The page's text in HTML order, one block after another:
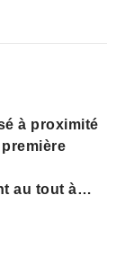
à proximité
au tout à